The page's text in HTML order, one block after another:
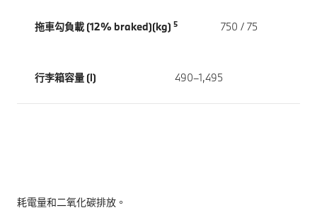
拖車勾負載 (12% braked)(kg) 5 750 / 75
行李箱容量 (l) 490–1,495
耗電量和二氧化碳排放。